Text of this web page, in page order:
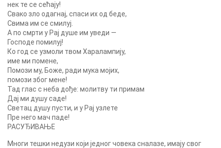
нек те се ceћajy!
Свако зло одагнај, спаси их од беде,
Свима им се смилуј.
A пo смрти у Рај душе им уведи —
Господе помилуј!
Ко год се узмоли твом Харалампију,
име ми помене,
Помози му, Боже, ради мука мојих,
помози због мене!
Тад глас c неба дође: молитву ти примам
Дај ми душу саде!
Светац душу пусти, и у Рај узлете
Пре него мач паде!
РАСУЂИВАЊЕ
Многи тешки недузи који једног човека сналазе, имају свог